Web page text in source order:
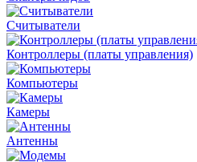
Считыватели
Контроллеры (платы управления)
Компьютеры
Камеры
Антенны